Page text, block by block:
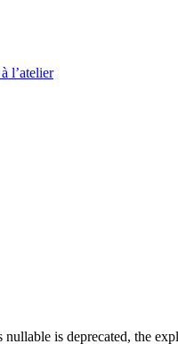
l’atelier
is deprecated, the